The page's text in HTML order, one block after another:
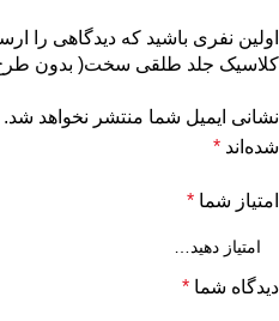
کلاسیک جلد طلقی سخت( بدون
نشانی ایمیل شما منتشر نخواهد شد.
شده‌اند *
امتیاز شما *
دیدگاه شما *